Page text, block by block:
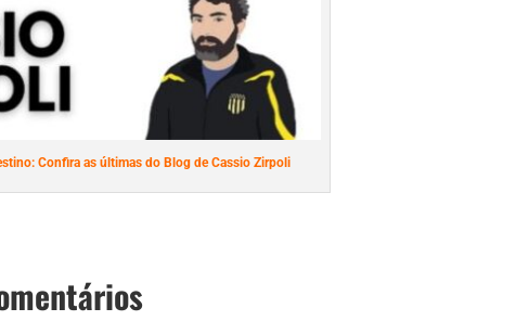
Confira as últimas do Blog de Cassio Zirpoli